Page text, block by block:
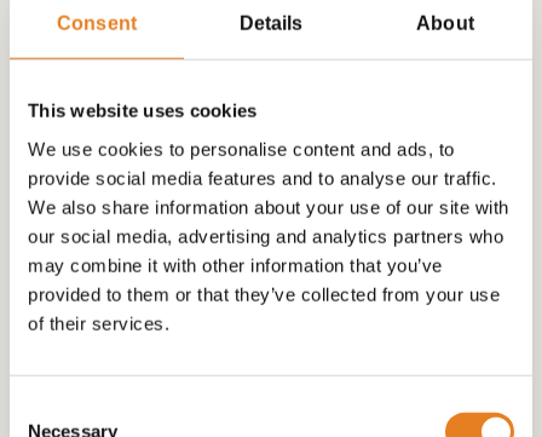
Consent Details About
This website uses cookies
We use cookies to personalise content and ads, to
provide social media features and to analyse our traffic.
We also share information about your use of our site with
our social media, advertising and analytics partners who
may combine it with other information that you’ve
provided to them or that they’ve collected from your use
of their services.
Necessary
ETAGERE √ hapjes √ warme hapjes √
€